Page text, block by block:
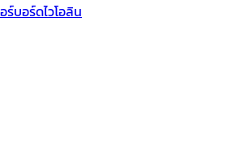
บอร์ดไวโอลิน